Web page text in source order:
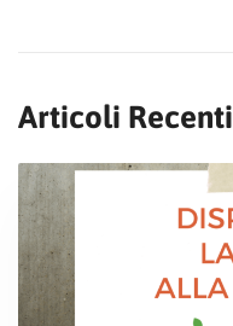
Articoli Recenti